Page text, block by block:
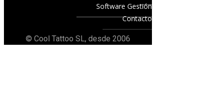
Software Gestión
Contacto
© Cool Tattoo SL, desde 2006